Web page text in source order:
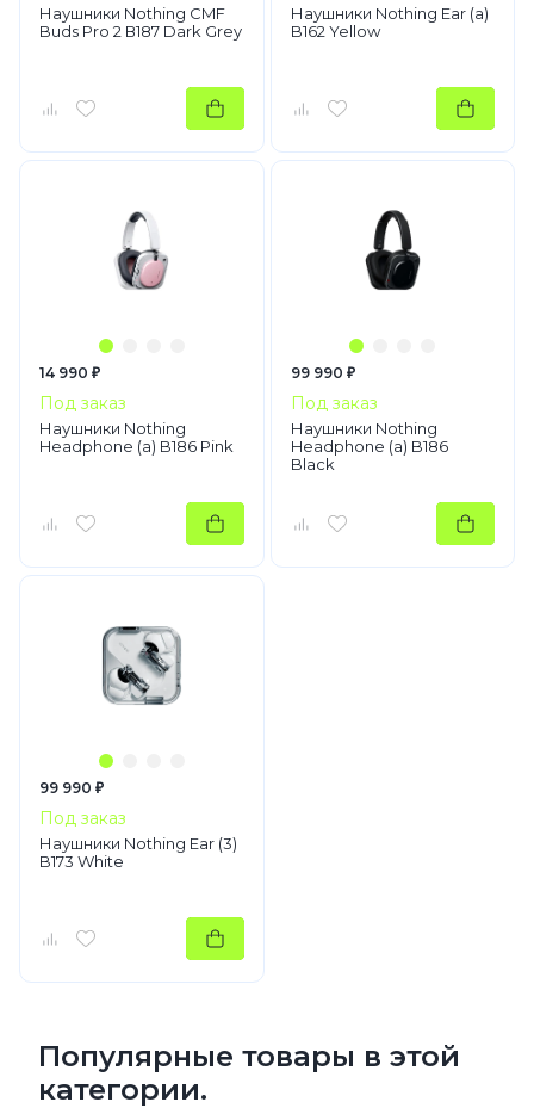
Наушники Nothing CMF
Buds Pro 2 В187 Dark Grey
Наушники Nothing Ear (a)
B162 Yellow
14 990 ₽
Под заказ
Наушники Nothing
Headphone (a) B186 Pink
99 990 ₽
Под заказ
Наушники Nothing
Headphone (a) B186
Black
99 990 ₽
Под заказ
Наушники Nothing Ear (3)
B173 White
Популярные товары в этой
категории.